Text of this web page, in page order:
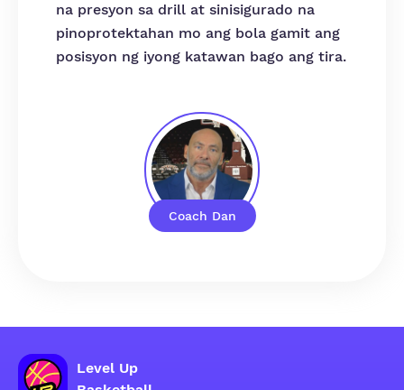
Coach Dan
na presyon sa drill at sinisigurado na
pinoprotektahan mo ang bola gamit ang
posisyon ng iyong katawan bago ang tira.
Level Up